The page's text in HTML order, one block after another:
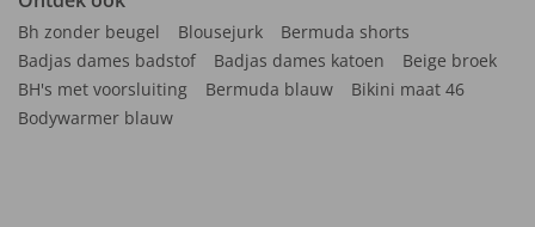
Bh zonder beugel Blousejurk
Bermuda shorts
Badjas dames badstof
Badjas dames katoen
Beige broek
BH's met voorsluiting
Bermuda blauw
Bikini maat 46
Bodywarmer blauw